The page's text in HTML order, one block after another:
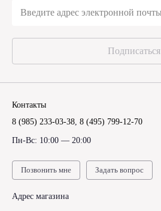
Подписаться
Контакты
8 (985) 233-03-38, 8 (495) 799-12-70
Пн-Вс: 10:00 — 20:00
Позвонить мне Задать вопрос
Адрес магазина